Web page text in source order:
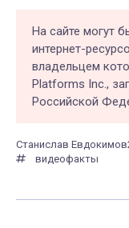
На сайте могут
интернет-
владельцем
Platforms Inc.,
Российской
Станислав Евдокимов
видеофакты